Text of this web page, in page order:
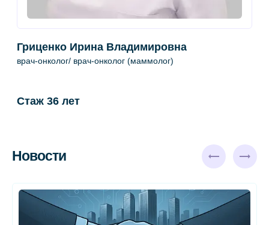
Гриценко Ирина Владимировна
врач-онколог/ врач-онколог (маммолог)
Стаж 36 лет
Новости